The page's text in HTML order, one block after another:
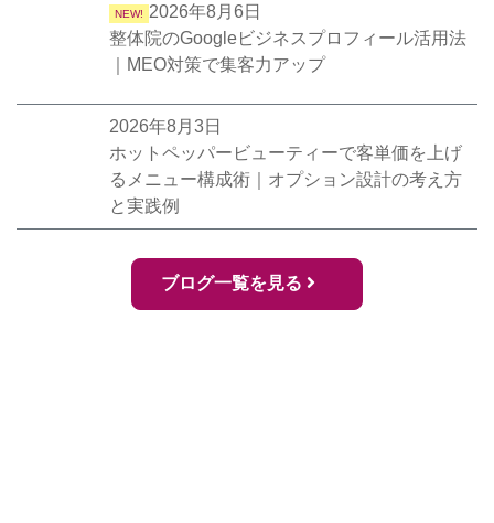
NEW!
2026年8月6日
整体院のGoogleビジネスプロフィール活用法
｜MEO対策で集客力アップ
2026年8月3日
ホットペッパービューティーで客単価を上げ
るメニュー構成術｜オプション設計の考え方
と実践例
ブログ一覧を見る